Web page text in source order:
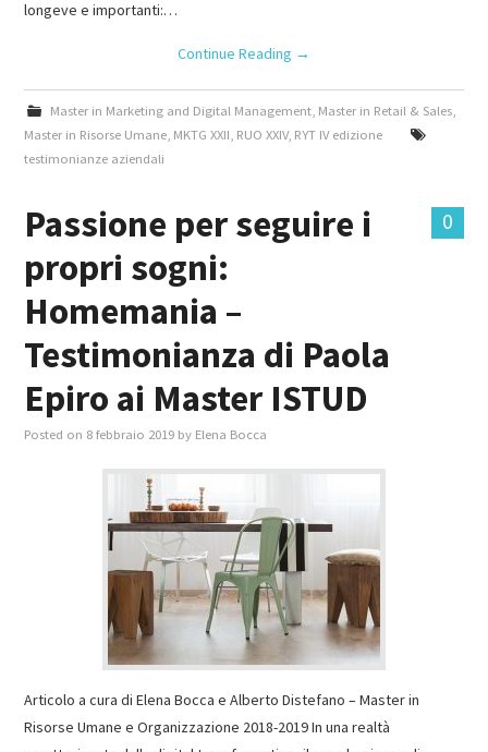
longeve e importanti:…
Continue Reading →
Master in Marketing and Digital Management, Master in Retail & Sales,
Master in Risorse Umane MKTG XXII RUO XXIV, RYT IV edizione
testimonianze aziendali
0
Passione per seguire i
propri sogni:
Homemania –
Testimonianza di Paola
Epiro ai Master ISTUD
Posted on 8 febbraio 2019 by Elena Bocca
Articolo a cura di Elena Bocca e Alberto Distefano – Master in
Risorse Umane e Organizzazione 2018-2019 In una realtà